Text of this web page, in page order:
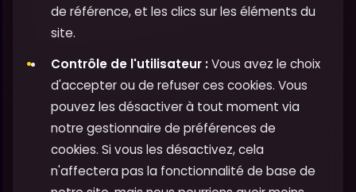
de référence, et les clics sur les éléments du
site.
Contrôle de l'utilisateur :Vous avez le choix
d'accepter ou de refuser ces cookies. Vous
pouvez les désactiver à tout moment via
notre gestionnaire de préférences de
cookies. Si vous les désactivez, cela
n'affectera pas la fonctionnalité de base de